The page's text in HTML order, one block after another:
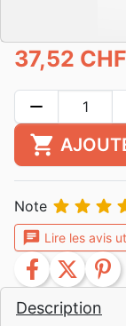
Description
37,52 CHF
remove
shopping_cart
Note   
chat Lire les avis
facebook twitter pinterest